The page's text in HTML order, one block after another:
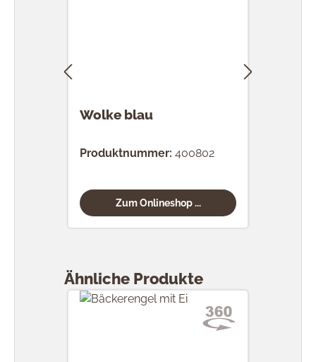
Wolke blau
Produktnummer: 400802
Zum Onlineshop ...
Ähnliche Produkte